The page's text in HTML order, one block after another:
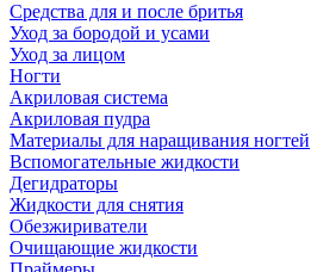
Средства для и после бритья
Уход за бородой и усами
Уход за лицом
Ногти
Акриловая система
Акриловая пудра
Материалы для наращивания ногтей
Вспомогательные жидкости
Дегидраторы
Жидкости для снятия
Обезжириватели
Очищающие жидкости